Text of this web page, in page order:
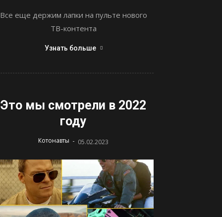
Все еще держим лапки на пульте нового
ТВ-контента
Узнать больше
Это мы смотрели в 2022
году
Котонавты - 05.02.2023